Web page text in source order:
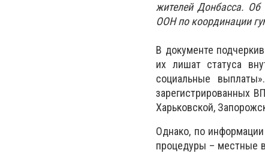
жителей Донбасса. Об
ООН по координации
В документе
их лишат статуса
социальные
зарегистрированных
Харьковской,
Однако, по
процедуры – местные